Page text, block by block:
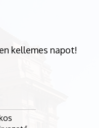
kellemes napot!